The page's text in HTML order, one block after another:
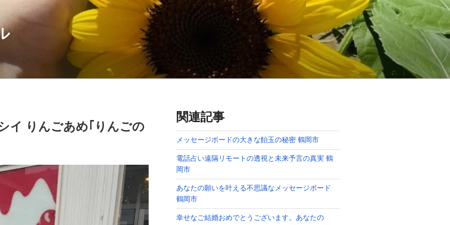
イ りんごあめ｢りんごの
関連記事
メッセージボードの大きな飴玉の秘密 鶴岡市
電話占い遠隔リモートの透視と未来予言の真実 鶴
岡市
あなたの願いを叶える不思議なメッセージボード
鶴岡市
幸せなご結婚おめでとうございます。あなたの